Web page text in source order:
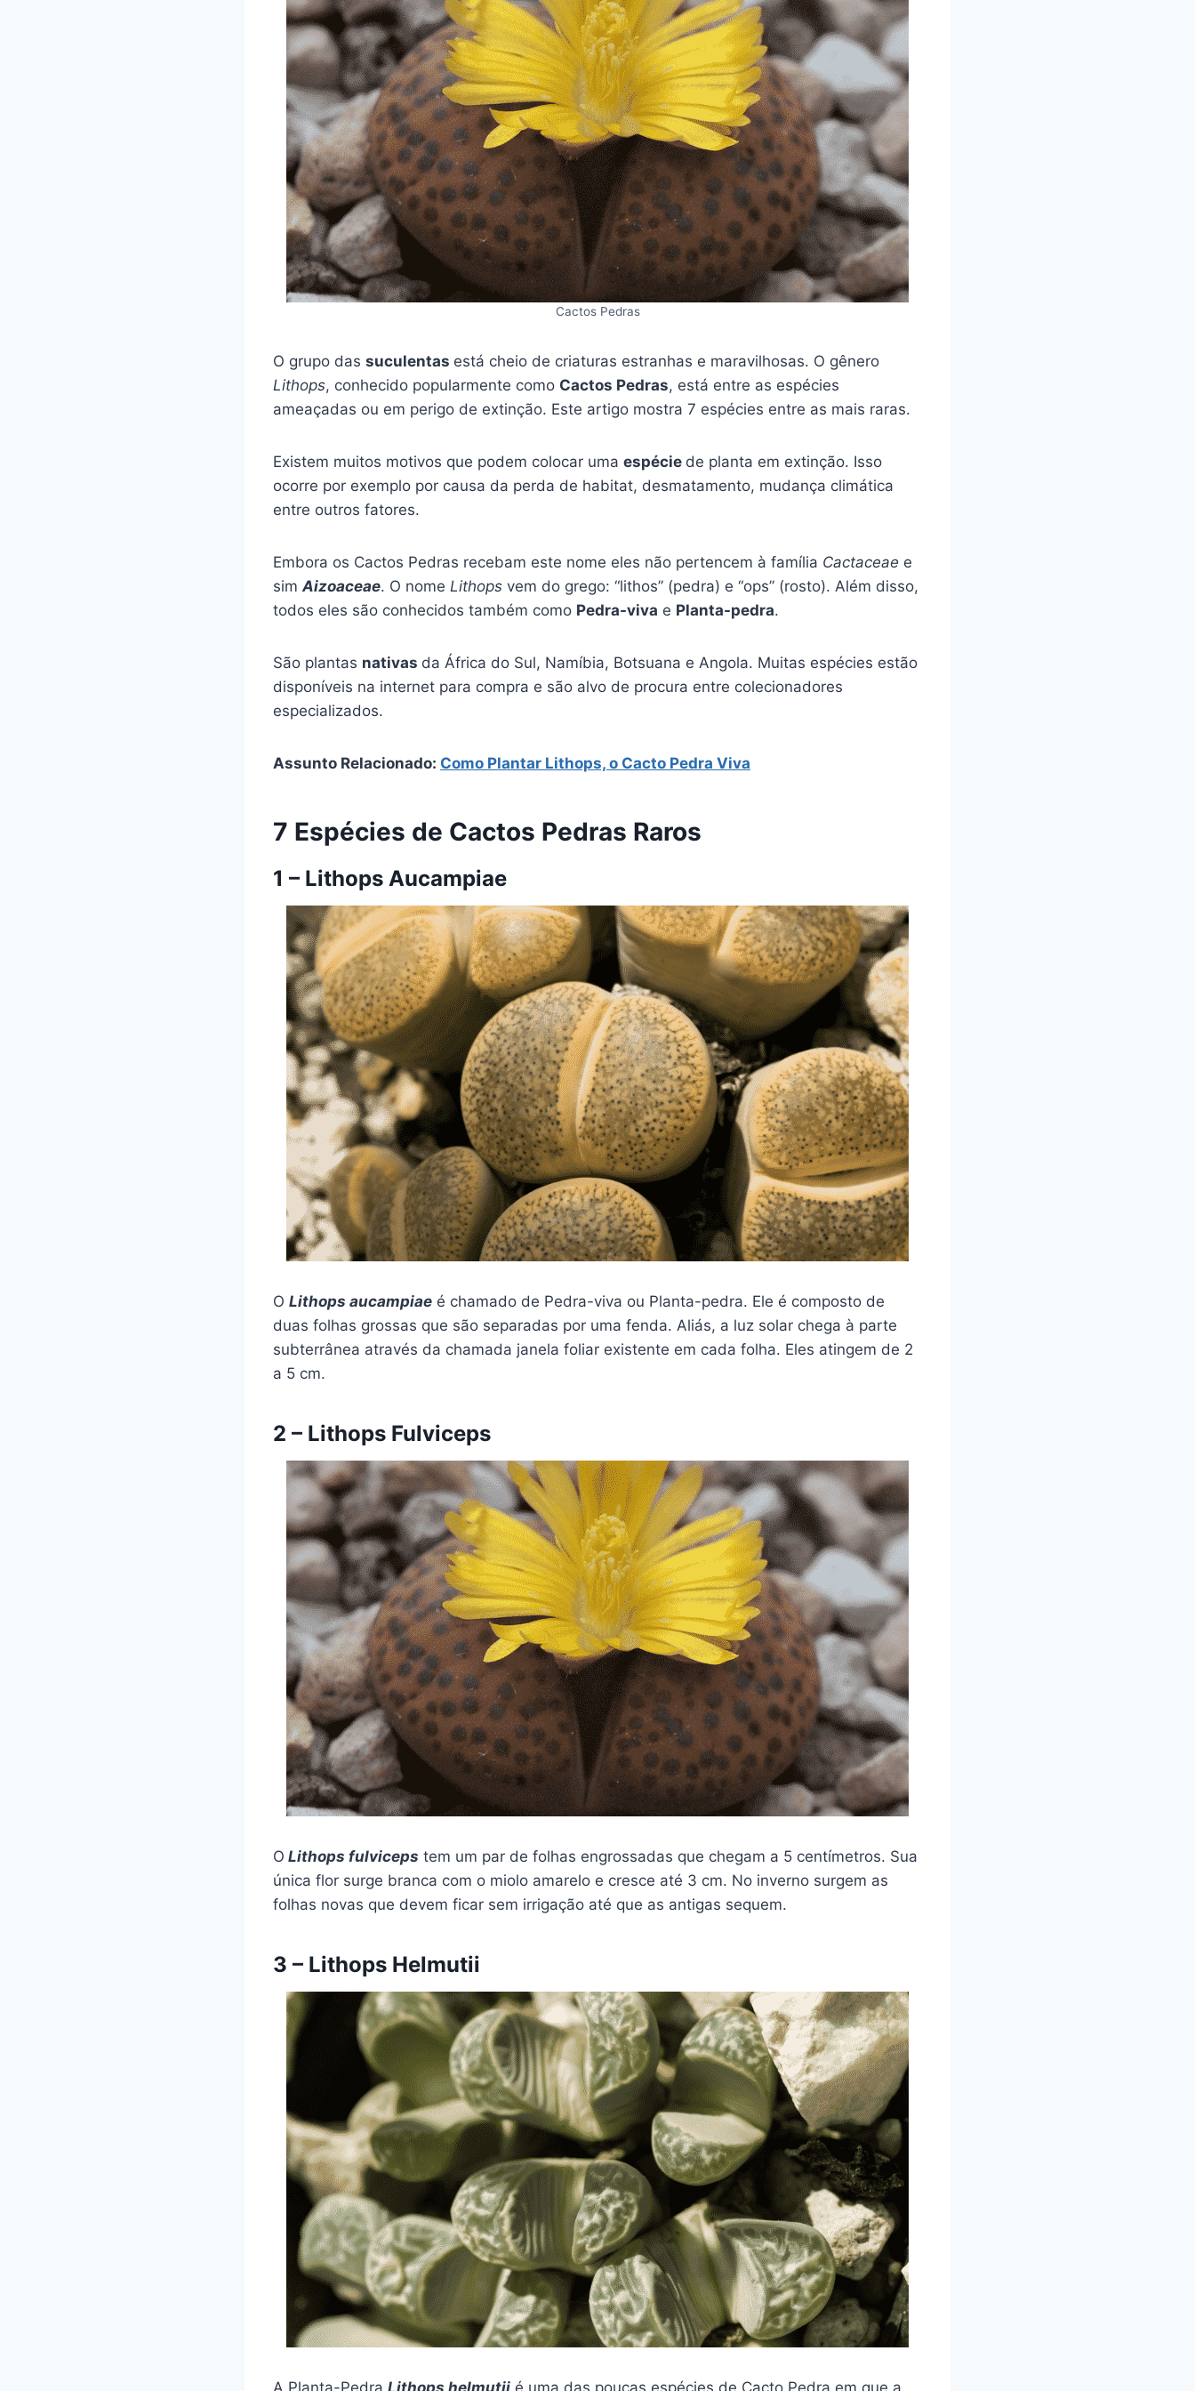
Cactos Pedras
O grupo das suculentas está cheio de criaturas estranhas e maravilhosas. O gênero
Lithops, conhecido popularmente como Cactos Pedras, está entre as espécies
ameaçadas ou em perigo de extinção. Este artigo mostra 7 espécies entre as mais raras.
Existem muitos motivos que podem colocar uma espécie de planta em extinção. Isso
ocorre por exemplo por causa da perda de habitat, desmatamento, mudança climática
entre outros fatores.
Embora os Cactos Pedras recebam este nome eles não pertencem à família Cactaceae e
sim Aizoaceae. O nome Lithops vem do grego: “lithos” (pedra) e “ops” (rosto). Além disso,
todos eles são conhecidos também como Pedra-viva e Planta-pedra.
São plantas nativas da África do Sul, Namíbia, Botsuana e Angola. Muitas espécies estão
disponíveis na internet para compra e são alvo de procura entre colecionadores
especializados.
Assunto Relacionado: Como Plantar Lithops, o Cacto Pedra Viva
7 Espécies de Cactos Pedras Raros
1 – Lithops Aucampiae
O Lithops aucampiae é chamado de Pedra-viva ou Planta-pedra. Ele é composto de
duas folhas grossas que são separadas por uma fenda. Aliás, a luz solar chega à parte
subterrânea através da chamada janela foliar existente em cada folha. Eles atingem de 2
a 5 cm.
2 – Lithops Fulviceps
O Lithops fulviceps tem um par de folhas engrossadas que chegam a 5 centímetros. Sua
única flor surge branca com o miolo amarelo e cresce até 3 cm. No inverno surgem as
folhas novas que devem ficar sem irrigação até que as antigas sequem.
3 – Lithops Helmutii
A Planta-Pedra Lithops helmutii é uma das poucas espécies de Cacto Pedra em que a